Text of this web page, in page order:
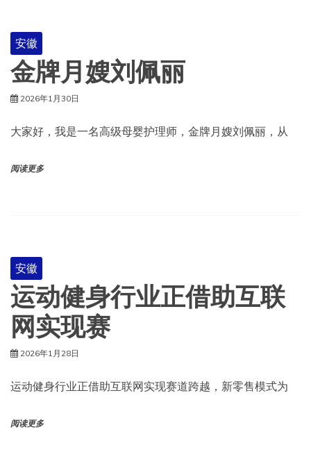
安徽
金牌月嫂刘佩丽
2026年1月30日
大家好，我是一名高级母婴护理师，金牌月嫂刘佩丽，从
阅读更多
安徽
运动健身行业正借助互联
网实现赛
2026年1月28日
运动健身行业正借助互联网实现赛道跨越，新零售模式为
阅读更多